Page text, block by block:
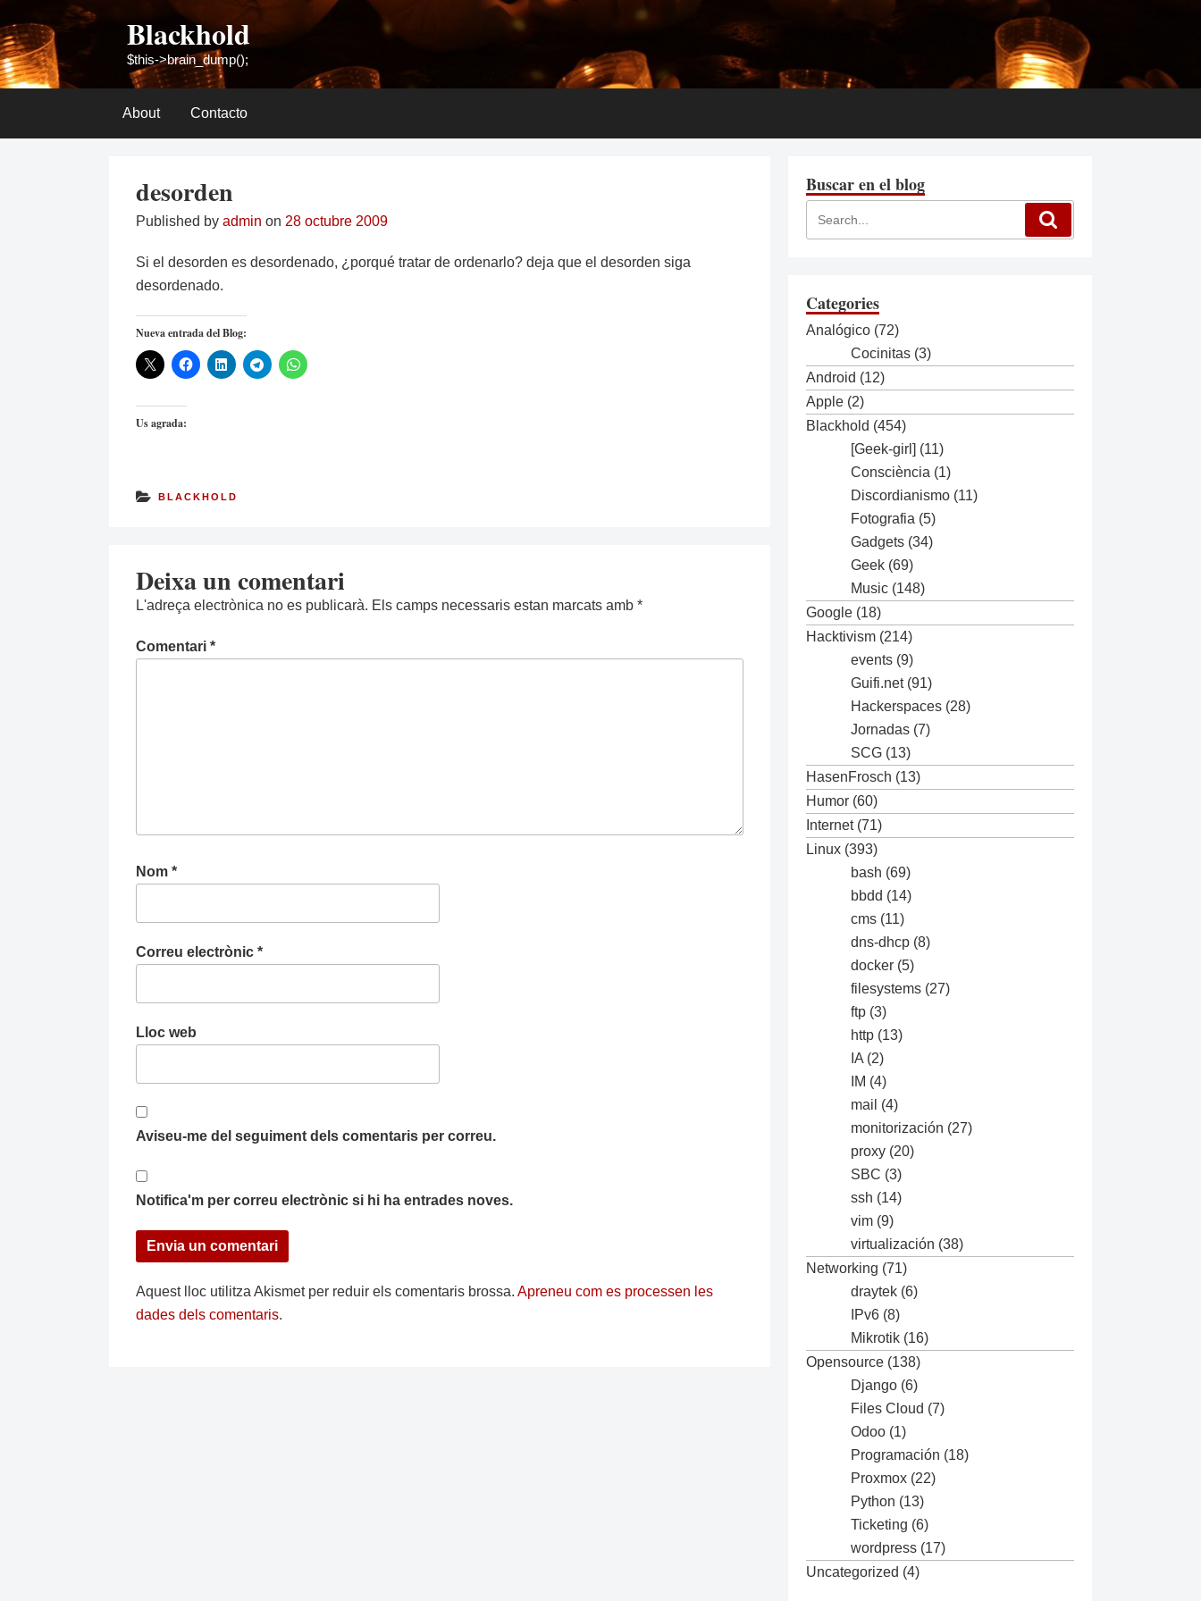
to
content
Blackhold
$this->brain_dump();
About Contacto
desorden
Published by admin on 28 octubre 2009
Si el desorden es desordenado, ¿porqué tratar de ordenarlo? deja que el desorden siga
desordenado.
Nueva entrada del Blog:
Us agrada:
BLACKHOLD
Deixa un comentari
L'adreça electrònica no es publicarà. Els camps necessaris estan marcats amb *
Comentari *
Nom *
Correu electrònic *
Lloc web
Aviseu-me del seguiment dels comentaris per correu.
Notifica'm per correu electrònic si hi ha entrades noves.
Aquest lloc utilitza Akismet per reduir els comentaris brossa. Apreneu com es processen les
dades dels comentaris.
Buscar en el blog
Categories
Analógico (72)
Cocinitas (3)
Android (12)
Apple (2)
Blackhold (454)
[Geek-girl] (11)
Consciència (1)
Discordianismo (11)
Fotografia (5)
Gadgets (34)
Geek (69)
Music (148)
Google (18)
Hacktivism (214)
events (9)
Guifi.net(91)
Hackerspaces (28)
Jornadas (7)
SCG (13)
HasenFrosch (13)
Humor (60)
Internet(71)
Linux (393)
bash (69)
bbdd (14)
cms (11)
dns-dhcp (8)
docker (5)
filesystems (27)
ftp (3)
http (13)
IA (2)
IM (4)
mail (4)
monitorización (27)
proxy (20)
SBC (3)
ssh (14)
vim (9)
virtualización (38)
Networking (71)
draytek (6)
IPv6 (8)
Mikrotik (16)
Opensource (138)
Django (6)
Files Cloud (7)
Odoo (1)
Programación (18)
Proxmox (22)
Python (13)
Ticketing (6)
wordpress (17)
Uncategorized (4)